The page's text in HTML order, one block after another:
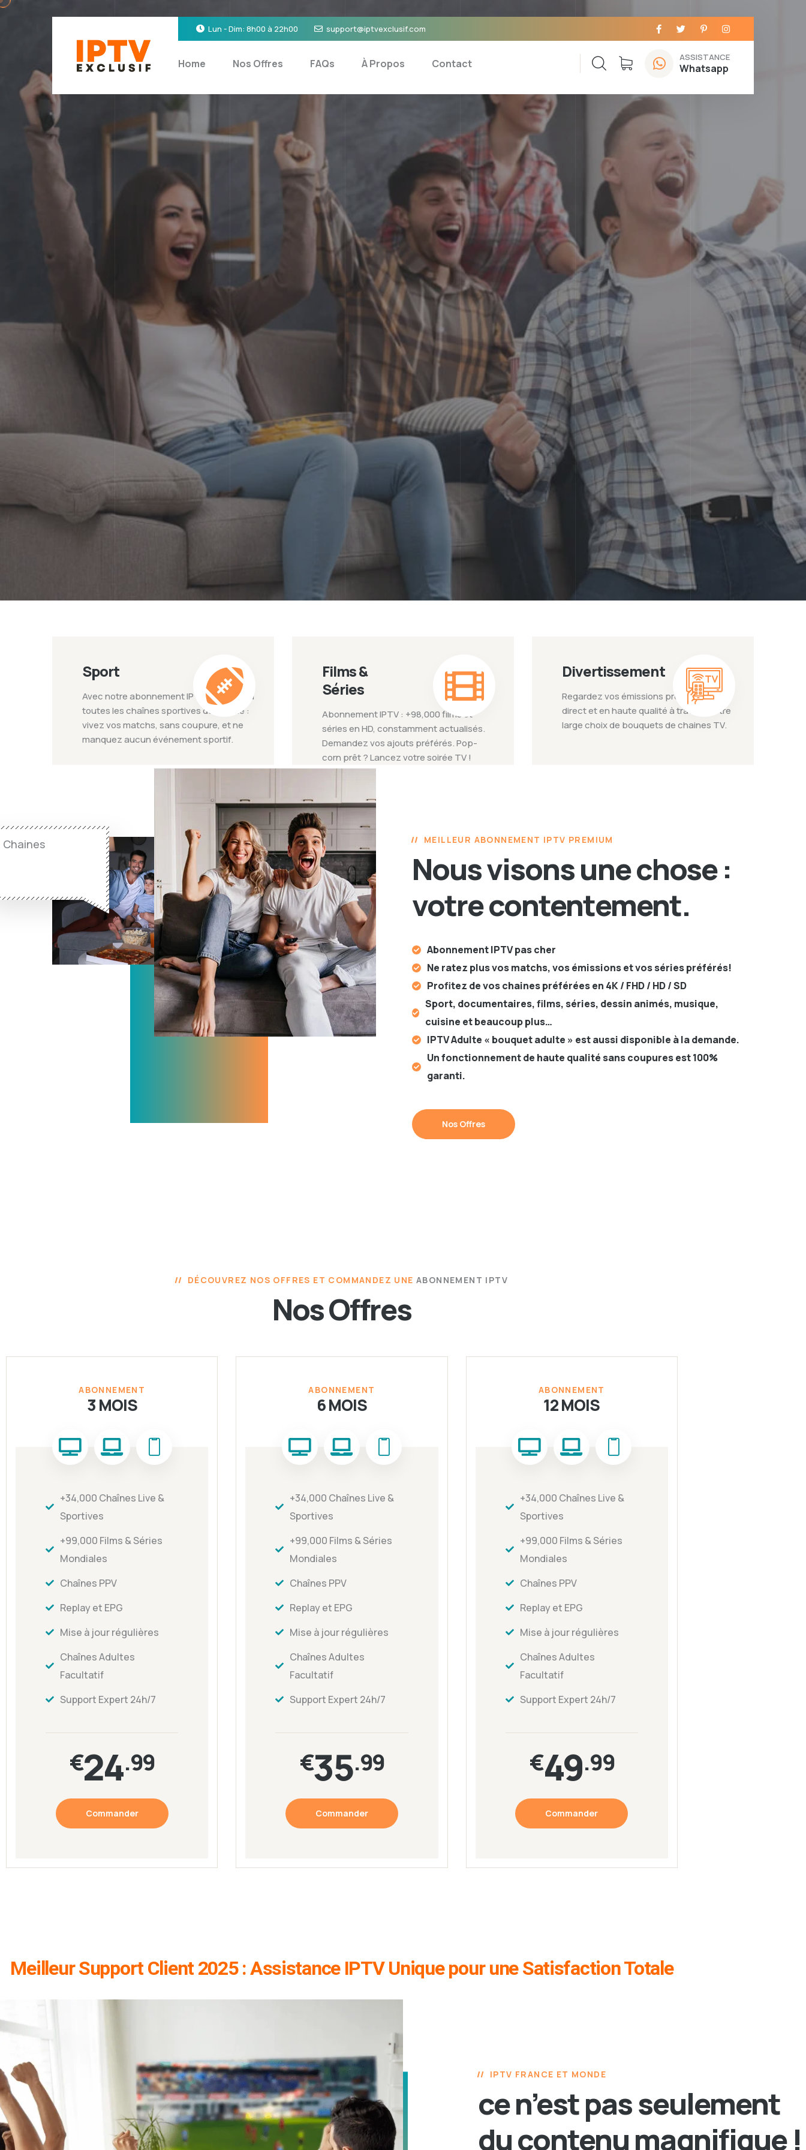
Lun - Dim: 8h00 à 22h00 support@iptvexclusif.com
Home Nos Offres FAQs À Propos Contact
ASSISTANCE
Whatsapp
Sport
Avec notre abonnement IPTV, accédez à
toutes les chaînes sportives du monde :
vivez vos matchs, sans coupure, et ne
manquez aucun événement sportif.
Films &
Séries
Abonnement IPTV : +98,000 films et
séries en HD, constamment actualisés.
Demandez vos ajouts préférés. Pop-
corn prêt ? Lancez votre soirée TV !
Divertissement
Regardez vos émissions préférées en
direct et en haute qualité à travers notre
large choix de bouquets de chaines TV.
Chaines MEILLEUR ABONNEMENT IPTV PREMIUM
Nous visons une chose :
votre contentement.
Abonnement IPTV pas cher
Ne ratez plus vos matchs, vos émissions et vos séries préférés!
Profitez de vos chaines préférées en 4K / FHD / HD / SD
Sport, documentaires, films, séries, dessin animés, musique,
cuisine et beaucoup plus…
IPTV Adulte « bouquet adulte » est aussi disponible à la demande.
Un fonctionnement de haute qualité sans coupures est 100%
garanti.
Nos Offres
DÉCOUVREZ NOS OFFRES ET COMMANDEZ UNEABONNEMENT IPTV
Nos Offres
ABONNEMENT
3 MOIS
+34,000 Chaînes Live &
Sportives
+99,000 Films & Séries
Mondiales
Chaînes PPV
Replay et EPG
Mise à jour régulières
Chaînes Adultes
Facultatif
Support Expert 24h/7
€24.99
Commander
ABONNEMENT
6 MOIS
+34,000 Chaînes Live &
Sportives
+99,000 Films & Séries
Mondiales
Chaînes PPV
Replay et EPG
Mise à jour régulières
Chaînes Adultes
Facultatif
Support Expert 24h/7
€35.99
Commander
ABONNEMENT
12 MOIS
+34,000 Chaînes Live &
Sportives
+99,000 Films & Séries
Mondiales
Chaînes PPV
Replay et EPG
Mise à jour régulières
Chaînes Adultes
Facultatif
Support Expert 24h/7
€49.99
Commander
Meilleur Support Client 2025 : Assistance IPTV Unique pour une Satisfaction Totale
IPTV FRANCE ET MONDE
ce n’est pas seulement
du contenu magnifique !